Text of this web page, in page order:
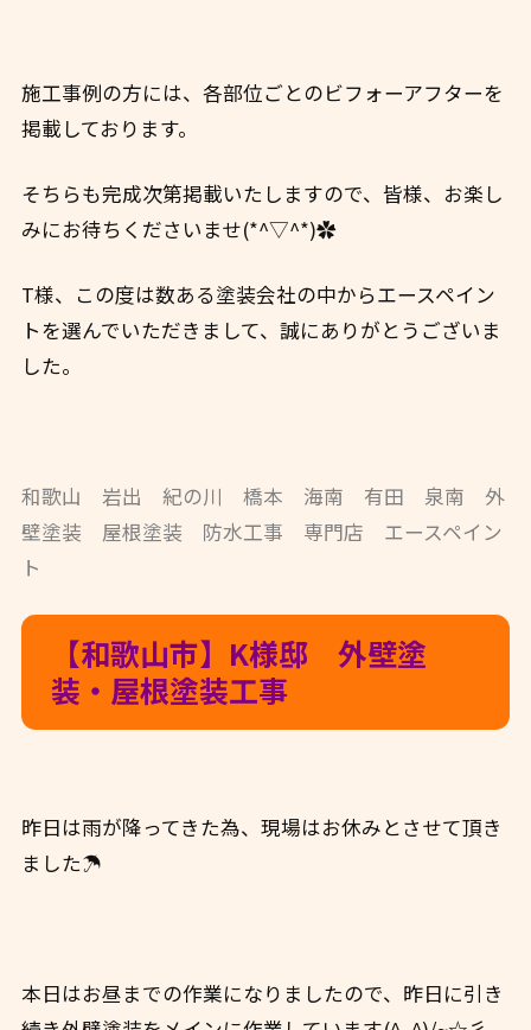
施工事例の方には、各部位ごとのビフォーアフターを
掲載しております。
そちらも完成次第掲載いたしますので、皆様、お楽し
みにお待ちくださいませ(*^▽^*)✿
T様、この度は数ある塗装会社の中からエースペイン
トを選んでいただきまして、誠にありがとうございま
した。
和歌山 岩出 紀の川 橋本 海南 有田 泉南 外
壁塗装 屋根塗装 防水工事 専門店 エースペイン
ト
【和歌山市】K様邸 外壁塗
装・屋根塗装工事
昨日は雨が降ってきた為、現場はお休みとさせて頂き
ました☂
本日はお昼までの作業になりましたので、昨日に引き